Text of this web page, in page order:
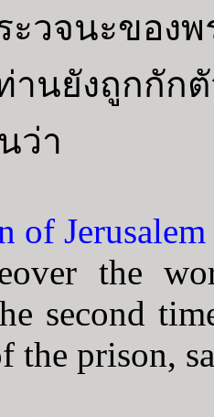
จนะของพร
านยังถูกกัก
ว่า
of
the
second
the prison,